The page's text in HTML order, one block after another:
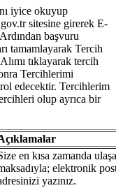
iyice okuyup
sitesine girerek E-
başvuru
tamamlayarak Tercih
tıklayarak tercih
Tercihlerimi
edecektir. Tercihlerim
olup ayrıca bir
en kısa zamanda
elektronik
yazınız.